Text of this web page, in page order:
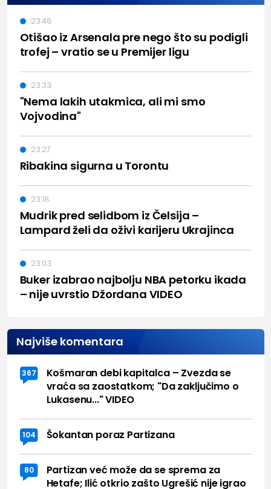
Otišao iz Arsenala pre nego što su podigli
trofej – vratio se u Premijer ligu
23:48
"Nema lakih utakmica, ali mi smo
Vojvodina"
23:33
Ribakina sigurna u Torontu
23:27
Mudrik pred selidbom iz Čelsija –
Lampard želi da oživi karijeru Ukrajinca
23:18
Buker izabrao najbolju NBA petorku ikada
– nije uvrstio Džordana VIDEO
23:03
Najviše komentara
367
Košmaran debi kapitalca – Zvezda se
vraća sa zaostatkom; "Da zaključimo o
Lukasenu..." VIDEO
104 Šokantan poraz Partizana
80
Partizan već može da se sprema za
Hetafe; Ilić otkrio zašto Ugrešić nije igrao